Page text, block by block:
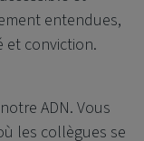
entendues,
et conviction.
ADN. Vous
les collègues se